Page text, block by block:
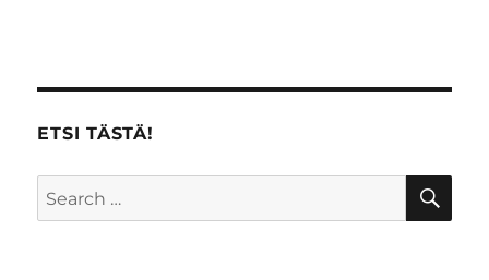
ETSI TÄSTÄ!
Search
for: